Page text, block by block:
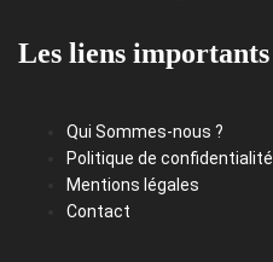
Les liens importants
Qui Sommes-nous ?
Politique de confidentialité
Mentions légales
Contact